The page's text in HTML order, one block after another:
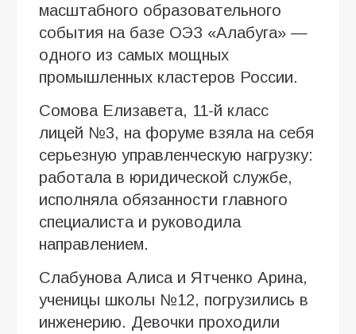
масштабного образовательного
события на базе ОЭЗ «Алабуга» —
одного из самых мощных
промышленных кластеров России.
Сомова Елизавета, 11-й класс
лицей №3, на форуме взяла на себя
серьезную управленческую нагрузку:
работала в юридической службе,
исполняла обязанности главного
специалиста и руководила
направлением.
Слабунова Алиса и Ятченко Арина,
ученицы школы №12, погрузились в
инженерию. Девочки проходили